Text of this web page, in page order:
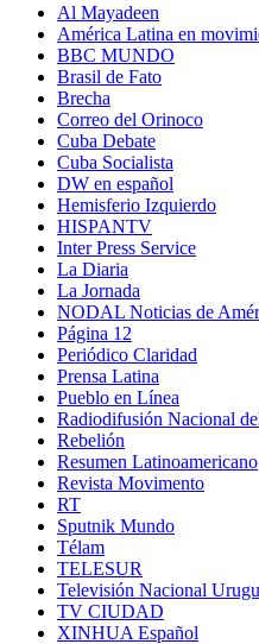
Al Mayadeen
América Latina en
BBC MUNDO
Brasil de Fato
Brecha
Correo del Orinoco
Cuba Debate
Cuba Socialista
DW en español
Hemisferio Izquierdo
HISPANTV
Inter Press Service
La Diaria
La Jornada
NODAL Noticias de
Página 12
Periódico Claridad
Prensa Latina
Pueblo en Línea
Radiodifusión Nacional
Rebelión
Resumen Latinoamericano
Revista Movimento
RT
Sputnik Mundo
Télam
TELESUR
Televisión Nacional
TV CIUDAD
XINHUA Español